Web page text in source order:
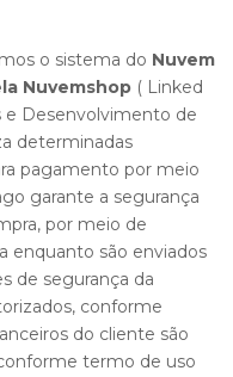
o sistema do Nuvem
Nuvemshop ( Linked
e Desenvolvimento de
determinadas
pagamento por meio
garante a segurança
por meio de
enquanto são enviados
de segurança da
conforme
do cliente são
termo de uso